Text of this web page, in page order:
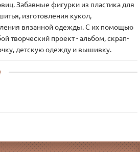
Забавные фигурки из пластика для
изготовления кукол,
вязанной одежды. С их помощью
творческий проект - альбом, скрап-
детскую одежду и вышивку.